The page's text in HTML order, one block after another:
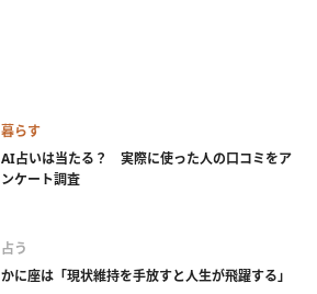
暮らす
AI占いは当たる？ 実際に使った人の口コミをア
ンケート調査
占う
かに座は「現状維持を手放すと人生が飛躍する」